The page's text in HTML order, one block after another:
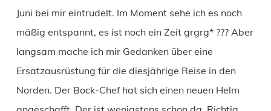
Juni bei mir eintrudelt. Im Moment sehe ich es noch
mäßig entspannt, es ist noch ein Zeit grgrg* ??? Aber
langsam mache ich mir Gedanken über eine
Ersatzausrüstung für die diesjährige Reise in den
Norden. Der Bock-Chef hat sich einen neuen Helm